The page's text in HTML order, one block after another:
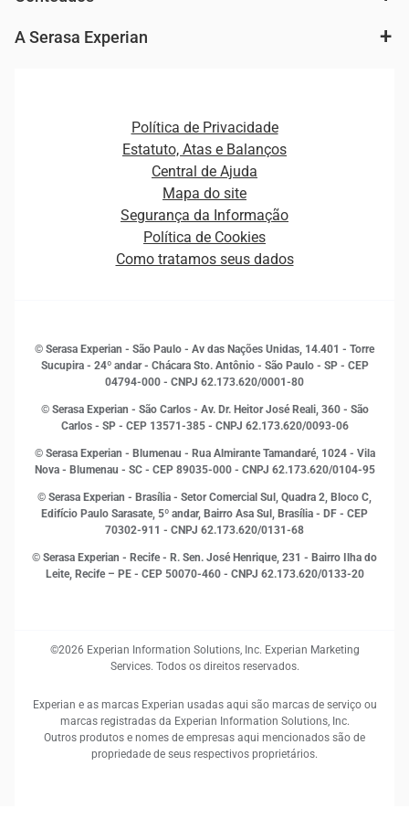
Cobrança e Recuperação de Dívidas
Plataformas e Motores de decisão
Fintechs
Ver todo o conteúdo
Curso Gratuito de Saúde Financeira
Empreendedorismo
Estudos e Pesquisas
Inovação e Tecnologia
Leis e impostos
Marketing
Open Finance
Proteção de Dados
Sustentabilidade Corporativa
A Serasa Experian
Distribuidores e representantes
Estrutura Organizacional
Sala de Imprensa
Política de Privacidade
Estatuto, Atas e Balanços
Central de Ajuda
Mapa do site
Segurança da Informação
Política de Cookies
Como tratamos seus dados
© Serasa Experian - São Paulo - Av das Nações Unidas, 14.401 - Torre
Sucupira - 24º andar - Chácara Sto. Antônio - São Paulo - SP - CEP
04794-000 - CNPJ 62.173.620/0001-80
© Serasa Experian - São Carlos - Av. Dr. Heitor José Reali, 360 - São
Carlos - SP - CEP 13571-385 - CNPJ 62.173.620/0093-06
© Serasa Experian - Blumenau - Rua Almirante Tamandaré, 1024 - Vila
Nova - Blumenau - SC - CEP 89035-000 - CNPJ 62.173.620/0104-95
© Serasa Experian - Brasília - Setor Comercial Sul, Quadra 2, Bloco C,
Edifício Paulo Sarasate, 5º andar, Bairro Asa Sul, Brasília - DF - CEP
70302-911 - CNPJ 62.173.620/0131-68
© Serasa Experian - Recife - R. Sen. José Henrique, 231 - Bairro Ilha do
Leite, Recife – PE - CEP 50070-460 - CNPJ 62.173.620/0133-20
©2026 Experian Information Solutions, Inc. Experian Marketing
Services. Todos os direitos reservados.
Experian e as marcas Experian usadas aqui são marcas de serviço ou
marcas registradas da Experian Information Solutions, Inc.
Outros produtos e nomes de empresas aqui mencionados são de
propriedade de seus respectivos proprietários.